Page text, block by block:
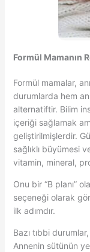
Formül Mamanın
Formül mamalar,
durumlarda hem
alternatiftir. Bilim
içeriği sağlamak
geliştirilmişlerdir.
sağlıklı büyümesi
vitamin, mineral,
Onu bir “B planı”
seçeneği olarak
ilk adımdır.
Bazı tıbbi
Annenin sütünün